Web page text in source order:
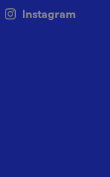
Instagram